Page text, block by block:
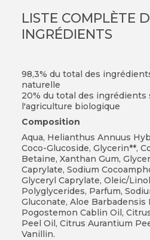
LISTE COMPLÈTE
INGRÉDIENTS
98,3% du total des
naturelle
20% du total des ingrédients
l'agriculture biologique
Composition
Aqua, Helianthus Annuus
Coco-Glucoside, Glycerin**,
Betaine, Xanthan Gum,
Caprylate, Sodium
Glyceryl Caprylate, Oleic/
Polyglycerides, Parfum,
Gluconate, Aloe Barbadensis
Pogostemon Cablin Oil,
Peel Oil, Citrus Aurantium
Vanillin.